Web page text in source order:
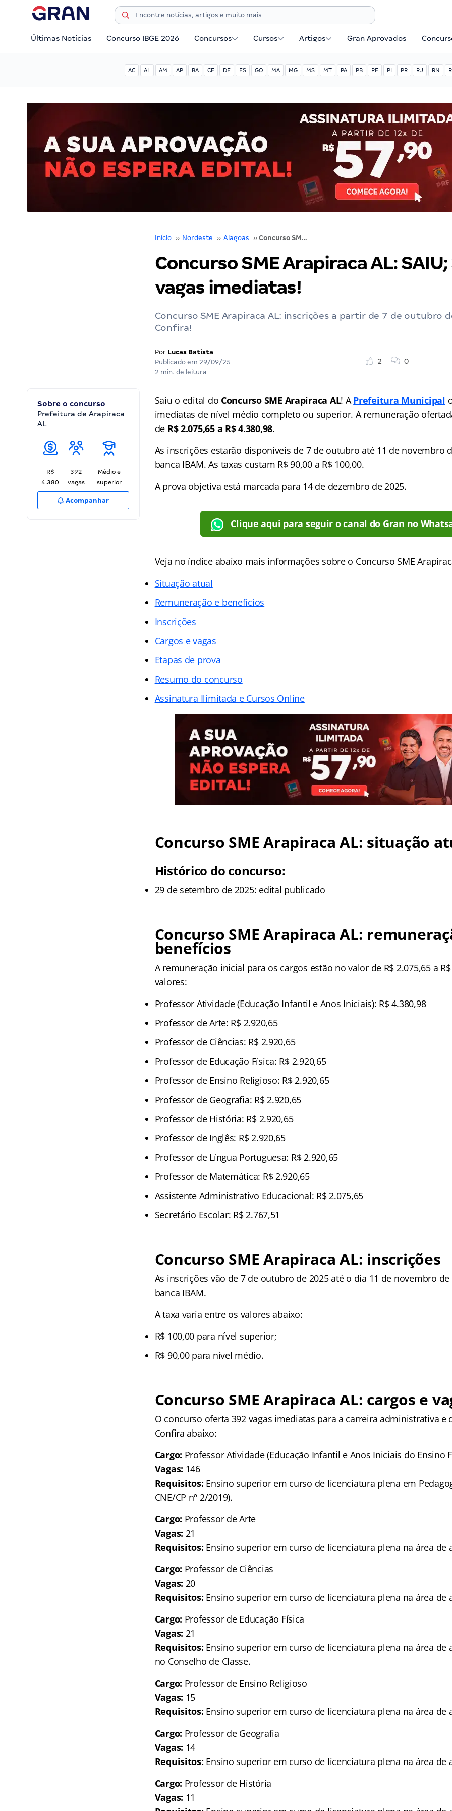
Últimas Notícias Concurso IBGE 2026 Concursos Cursos Artigos Gran Aprovados
AC AL AM AP BA CE DF ES GO MA MG MS MT PA PB PE PI PR RJ RN
Início ›› Nordeste ›› Alagoas ›› Concurso SME Arapiraca AL: SAIU; 392 vagas imediatas!
Concurso SME Arapiraca AL:
vagas imediatas!
Concurso SME Arapiraca AL: inscrições a partir de 7 de outubro
Confira!
Por Lucas Batista
Publicado em 29/09/25
2 min. de leitura
2 0
Sobre o concurso
Prefeitura de Arapiraca
AL
R$
4.380
392
vagas
Médio e
superior
Acompanhar
Saiu o edital do Concurso SME Arapiraca AL! APrefeitura Municipal
imediatas de nível médio completo ou superior. A remuneração
de R$ 2.075,65 a R$ 4.380,98.
As inscrições estarão disponíveis de 7 de outubro até 11 de novembro
banca IBAM. As taxas custam R$ 90,00 a R$ 100,00.
A prova objetiva está marcada para 14 de dezembro de 2025.
Clique aqui para seguir o canal do Gran no
Veja no índiceabaixo mais informações sobre o Concurso SME
Situação atual
Remuneração e benefícios
Inscrições
Cargos e vagas
Etapas de prova
Resumo do concurso
Assinatura Ilimitada e Cursos Online
Concurso SME Arapiraca AL: situação
Histórico do concurso:
29 de setembro de 2025: edital publicado
Concurso SME Arapiraca AL:
benefícios
A remuneração inicial para os cargos estão no valor de R$ 2.075,65 a
valores:
Professor Atividade (Educação Infantil e Anos Iniciais): R$ 4.380,98
Professor de Arte: R$ 2.920,65
Professor de Ciências: R$ 2.920,65
Professor de Educação Física: R$ 2.920,65
Professor de Ensino Religioso: R$ 2.920,65
Professor de Geografia: R$ 2.920,65
Professor de História: R$ 2.920,65
Professor de Inglês: R$ 2.920,65
Professor de Língua Portuguesa: R$ 2.920,65
Professor de Matemática: R$ 2.920,65
Assistente Administrativo Educacional: R$ 2.075,65
Secretário Escolar: R$ 2.767,51
Concurso SME Arapiraca AL: inscrições
As inscrições vão de 7 de outubro de 2025 até o dia 11 de novembro
banca IBAM.
A taxa varia entre os valores abaixo:
R$ 100,00 para nível superior;
R$ 90,00 para nível médio.
Concurso SME Arapiraca AL: cargos e
O concurso oferta 392 vagas imediatas para a carreira administrativa e
Confira abaixo:
Cargo: Professor Atividade (Educação Infantil e Anos Iniciais do Ensino
Vagas: 146
Requisitos: Ensino superior em curso de licenciatura plena em
CNE/CP nº 2/2019).
Cargo: Professor de Arte
Vagas: 21
Requisitos: Ensino superior em curso de licenciatura plena na área de
Cargo: Professor de Ciências
Vagas: 20
Requisitos: Ensino superior em curso de licenciatura plena na área de
Cargo: Professor de Educação Física
Vagas: 21
Requisitos: Ensino superior em curso de licenciatura plena na área de
no Conselho de Classe.
Cargo: Professor de Ensino Religioso
Vagas: 15
Requisitos: Ensino superior em curso de licenciatura plena na área de
Cargo: Professor de Geografia
Vagas: 14
Requisitos: Ensino superior em curso de licenciatura plena na área de
Cargo: Professor de História
Vagas: 11